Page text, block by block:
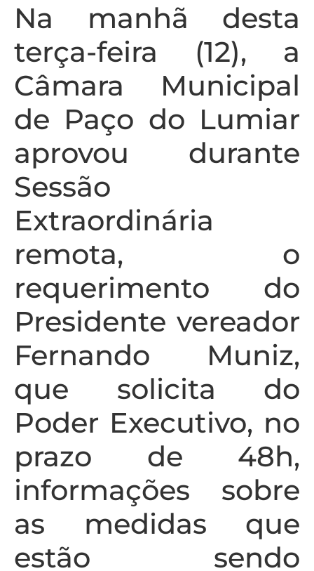
Na manhã desta
terça-feira (12), a
Câmara Municipal
de Paço do Lumiar
aprovou durante
Sessão
Extraordinária
remota, o
requerimento do
Presidente vereador
Fernando Muniz,
que solicita do
Poder Executivo, no
prazo de 48h,
informações sobre
as medidas que
estão sendo